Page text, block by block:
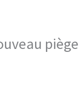
piège